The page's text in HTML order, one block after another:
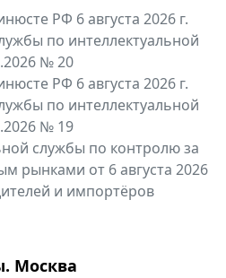
РФ 6 августа 2026 г.
по интеллектуальной
№ 20
РФ 6 августа 2026 г.
по интеллектуальной
№ 19
службы по контролю за
рынками от 6 августа 2026
и импортёров
Москва